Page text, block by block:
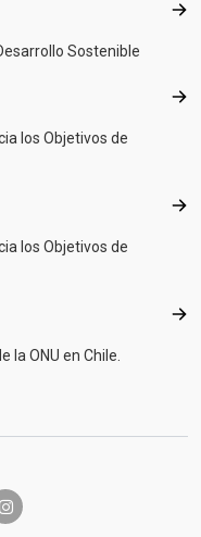
Sostenible
los Objetivos de
los Objetivos de
la ONU en Chile.
f
instagram